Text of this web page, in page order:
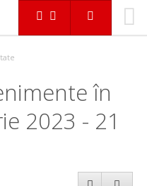
în
2023 - 21